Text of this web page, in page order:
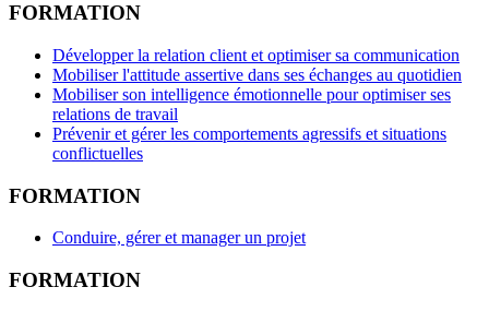
FORMATION
Développer la relation client et optimiser sa communication
Mobiliser l'attitude assertive dans ses échanges au quotidien
Mobiliser son intelligence émotionnelle pour optimiser ses
relations de travail
Prévenir et gérer les comportements agressifs et situations
conflictuelles
FORMATION
Conduire, gérer et manager un projet
FORMATION